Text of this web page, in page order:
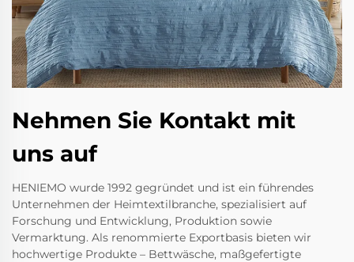
Nehmen Sie Kontakt mit
uns auf
HENIEMO wurde 1992 gegründet und ist ein führendes
Unternehmen der Heimtextilbranche, spezialisiert auf
Forschung und Entwicklung, Produktion sowie
Vermarktung. Als renommierte Exportbasis bieten wir
hochwertige Produkte – Bettwäsche, maßgefertigte